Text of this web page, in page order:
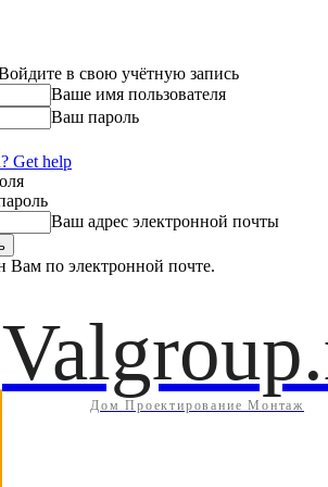
в свою учётную запись
Ваше имя пользователя
Ваш пароль
Get help
Ваш адрес электронной почты
Вам по электронной почте.
Дом Проектирование Монтаж